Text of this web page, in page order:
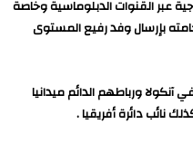
عبر القنوات الدبلوماسية وخاصة
بإرسال وفد رفيع المستوى
ورباطهم الدائم ميدانيا
نائب دائرة أفريقيا .